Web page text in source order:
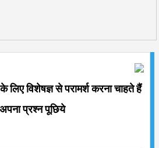
विशेषज्ञ से परामर्श करना चाहते हैं
प्रश्न पूछिये